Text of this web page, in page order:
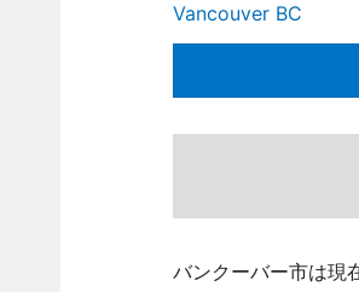
Vancouver BC
バンクーバー市は現